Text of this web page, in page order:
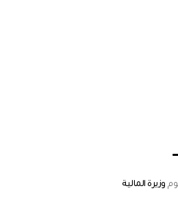
وزيرة المالية